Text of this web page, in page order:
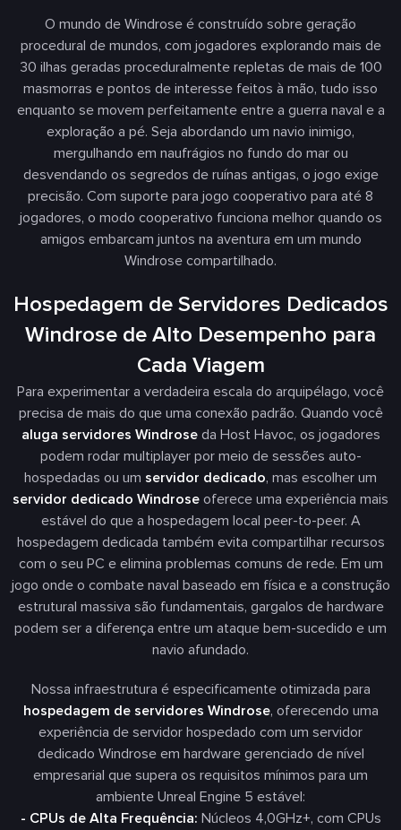
O mundo de Windrose é construído sobre geração
procedural de mundos, com jogadores explorando mais de
30 ilhas geradas proceduralmente repletas de mais de 100
masmorras e pontos de interesse feitos à mão, tudo isso
enquanto se movem perfeitamente entre a guerra naval e a
exploração a pé. Seja abordando um navio inimigo,
mergulhando em naufrágios no fundo do mar ou
desvendando os segredos de ruínas antigas, o jogo exige
precisão. Com suporte para jogo cooperativo para até 8
jogadores, o modo cooperativo funciona melhor quando os
amigos embarcam juntos na aventura em um mundo
Windrose compartilhado.
Hospedagem de Servidores Dedicados
Windrose de Alto Desempenho para
Cada Viagem
Para experimentar a verdadeira escala do arquipélago, você
precisa de mais do que uma conexão padrão. Quando você
aluga servidores Windroseda Host Havoc, os jogadores
podem rodar multiplayer por meio de sessões auto-
hospedadas ou um servidor dedicado, mas escolher um
servidor dedicado Windrose oferece uma experiência mais
estável do que a hospedagem local peer-to-peer. A
hospedagem dedicada também evita compartilhar recursos
com o seu PC e elimina problemas comuns de rede. Em um
jogo onde o combate naval baseado em física e a construção
estrutural massiva são fundamentais, gargalos de hardware
podem ser a diferença entre um ataque bem-sucedido e um
navio afundado.
Nossa infraestrutura é especificamente otimizada para
hospedagem de servidores Windrose, oferecendo uma
experiência de servidor hospedado com um servidor
dedicado Windrose em hardware gerenciado de nível
empresarial que supera os requisitos mínimos para um
ambiente Unreal Engine 5 estável:
- CPUs de Alta Frequência: Núcleos 4,0GHz+, com CPUs